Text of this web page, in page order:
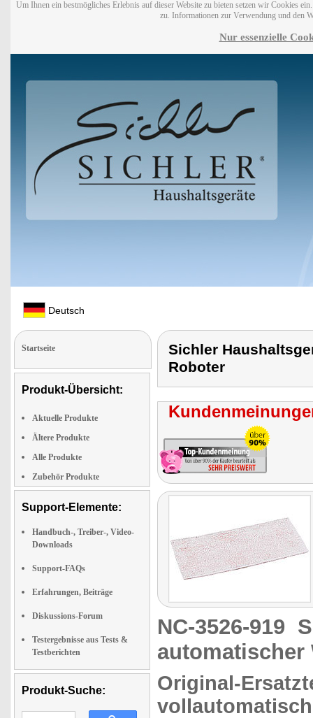
Um Ihnen ein bestmögliches Erlebnis auf dieser Website zu bieten setzen wir Cookies
zu. Informationen zur Verwendung und den
Nur essenzielle
Deutsch
Startseite
Produkt-Übersicht:
Aktuelle Produkte
Ältere Produkte
Alle Produkte
Zubehör Produkte
Support-Elemente:
Handbuch-, Treiber-, Video-
Downloads
Support-FAQs
Erfahrungen, Beiträge
Diskussions-Forum
Testergebnisse aus Tests &
Testberichten
Produkt-Suche:
Sichler
Roboter
NC-3526-919
automatischer
Original-